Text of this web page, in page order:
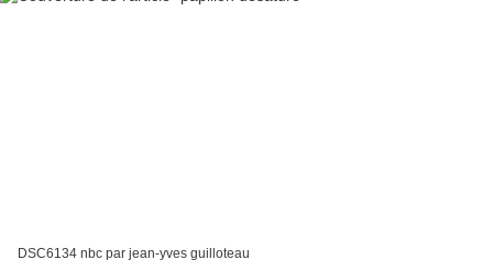
DSC6134 nbc par jean-yves guilloteau